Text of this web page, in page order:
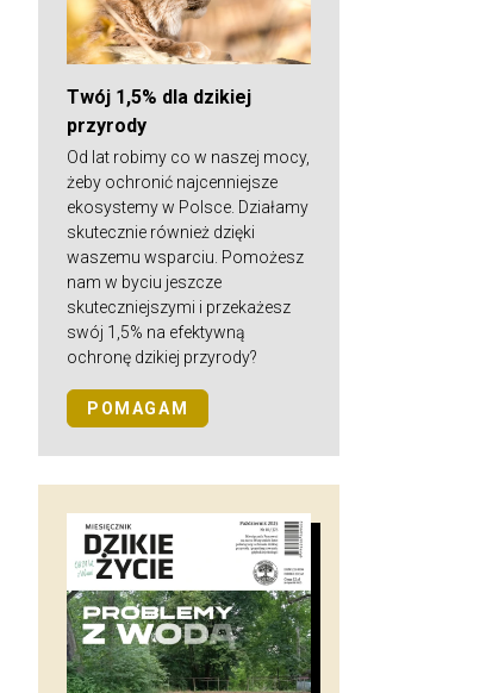
Twój 1,5% dla dzikiej
przyrody
Od lat robimy co w naszej mocy,
żeby ochronić najcenniejsze
ekosystemy w Polsce. Działamy
skutecznie również dzięki
waszemu wsparciu. Pomożesz
nam w byciu jeszcze
skuteczniejszymi i przekażesz
swój 1,5% na efektywną
ochronę dzikiej przyrody?
POMAGAM